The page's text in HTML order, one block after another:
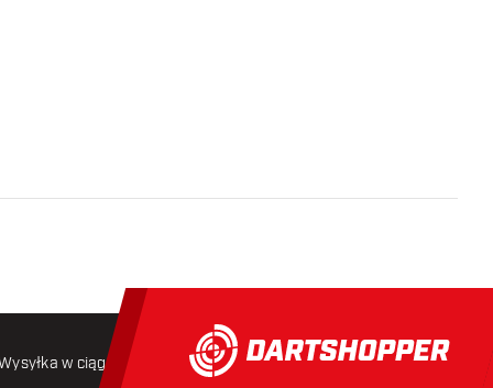
w ciągu 24 godzin Darmowa wysyłka od 250 złoty